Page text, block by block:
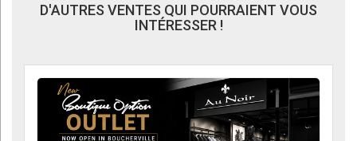
D'AUTRES VENTES QUI POURRAIENT VOUS
INTÉRESSER !